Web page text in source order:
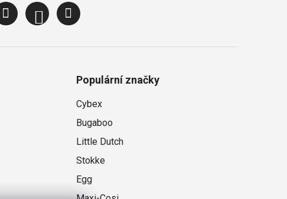
Populární značky
Cybex
Bugaboo
Little Dutch
Stokke
Egg